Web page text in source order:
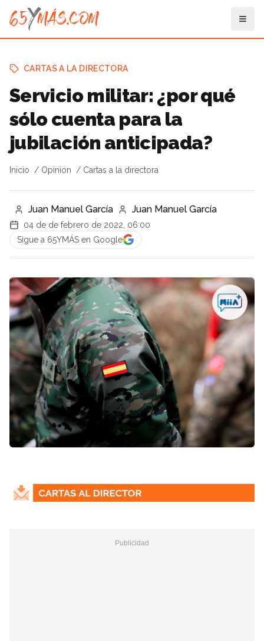
CARTAS A LA DIRECTORA
Servicio militar: ¿por qué
sólo cuenta para la
jubilación anticipada?
Inicio Opinión Cartas a la directora
Juan Manuel García Juan Manuel García
04 de de febrero de 2022, 06:00
Sigue a 65YMÁS en Google